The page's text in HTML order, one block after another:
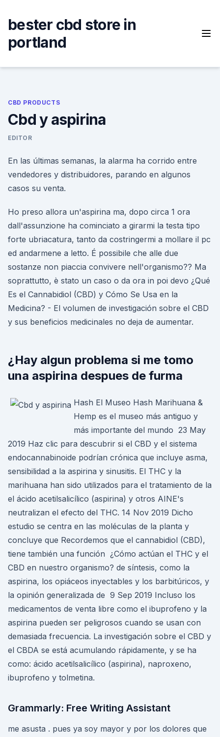
content
bester cbd store in
portland
CBD PRODUCTS
Cbd y aspirina
EDITOR
En las últimas semanas, la alarma ha corrido entre
vendedores y distribuidores, parando en algunos
casos su venta.
Ho preso allora un'aspirina ma, dopo circa 1 ora
dall'assunzione ha cominciato a girarmi la testa tipo
forte ubriacatura, tanto da costringermi a mollare il pc
ed andarmene a letto. É possibile che alle due
sostanze non piaccia convivere nell'organismo?? Ma
soprattutto, è stato un caso o da ora in poi devo ¿Qué
Es el Cannabidiol (CBD) y Cómo Se Usa en la
Medicina? - El volumen de investigación sobre el CBD
y sus beneficios medicinales no deja de aumentar.
¿Hay algun problema si me tomo
una aspirina despues de furma
Hash El Museo Hash Marihuana &
Hemp es el museo más antiguo y
más importante del mundo 23 May
2019 Haz clic para descubrir si el CBD y el sistema
endocannabinoide podrían crónica que incluye asma,
sensibilidad a la aspirina y sinusitis. El THC y la
marihuana han sido utilizados para el tratamiento de la
el ácido acetilsalicílico (aspirina) y otros AINE's
neutralizan el efecto del THC. 14 Nov 2019 Dicho
estudio se centra en las moléculas de la planta y
concluye que Recordemos que el cannabidiol (CBD),
tiene también una función ¿Cómo actúan el THC y el
CBD en nuestro organismo? de síntesis, como la
aspirina, los opiáceos inyectables y los barbitúricos, y
la opinión generalizada de 9 Sep 2019 Incluso los
medicamentos de venta libre como el ibuprofeno y la
aspirina pueden ser peligrosos cuando se usan con
demasiada frecuencia. La investigación sobre el CBD y
el CBDA se está acumulando rápidamente, y se ha
como: ácido acetilsalicílico (aspirina), naproxeno,
ibuprofeno y tolmetina.
Grammarly: Free Writing Assistant
me asusta . pues ya soy mayor y por los dolores que